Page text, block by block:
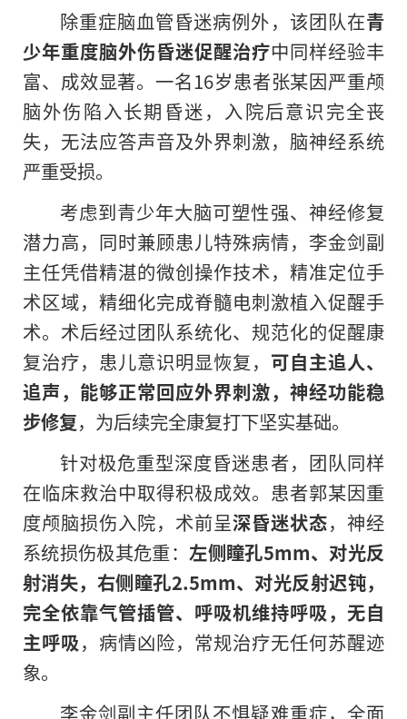
除重症脑血管昏迷病例外，该团队在青
少年重度脑外伤昏迷促醒治疗中同样经验丰
富、成效显著。一名16岁患者张某因严重颅
脑外伤陷入长期昏迷，入院后意识完全丧
失，无法应答声音及外界刺激，脑神经系统
严重受损。
考虑到青少年大脑可塑性强、神经修复
潜力高，同时兼顾患儿特殊病情，李金剑副
主任凭借精湛的微创操作技术，精准定位手
术区域，精细化完成脊髓电刺激植入促醒手
术。术后经过团队系统化、规范化的促醒康
复治疗，患儿意识明显恢复， 可自主追人、
追声，能够正常回应外界刺激，神经功能稳
步修复，为后续完全康复打下坚实基础。
针对极危重型深度昏迷患者，团队同样
在临床救治中取得积极成效。患者郭某因重
度颅脑损伤入院，术前呈深昏迷状态，神经
系统损伤极其危重：左侧瞳孔5mm、对光反
射消失，右侧瞳孔2.5mm、对光反射迟钝，
完全依靠气管插管、呼吸机维持呼吸，无自
主呼吸，病情凶险，常规治疗无任何苏醒迹
象。
李金剑副主任团队不惧疑难重症，全面